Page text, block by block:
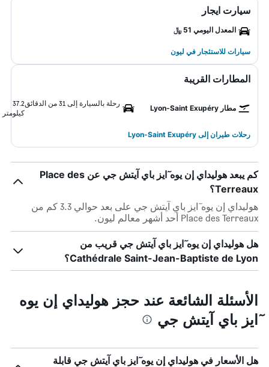
سيارت ايجار
المعدل اليومي 51 ﷼
سيارات للاستئجار في ليون
المطارات القريبة
مطار Lyon-Saint Exupéry
رحلة بالسيارة إلى 31 من الدقائق
37.2
كيلومتر
رحلات طيران إلى Lyon-Saint Exupéry
كم يبعد هوليداي إن يوه ٓايز باي آيتش جي عن Place des
Terreaux؟
هوليداي إن يوه ٓايز باي آيتش جي على بعد حوالي 3.3 كم من
Place des Terreaux أحد أشهر معالم ليون.
هل هوليداي إن يوه ٓايز باي آيتش جي قريب من
Cathédrale Saint-Jean-Baptiste de Lyon؟
الأسئلة الشائعة عند حجز هوليداي إن يوه
ٓايز باي آيتش جي
هل الأسعار في هوليداي إن يوه ٓايز باي آيتش جي قابلة